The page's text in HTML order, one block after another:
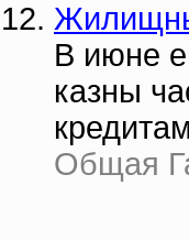
В июне
казны
Общая